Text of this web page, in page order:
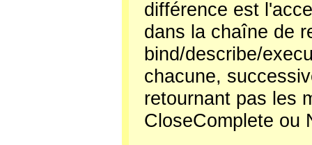
différence est
dans la chaîne de
bind/describe/
chacune,
retournant pas les
CloseComplete ou